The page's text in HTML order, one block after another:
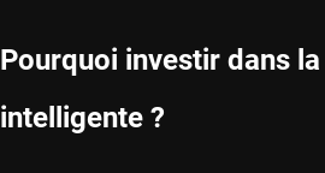
Pourquoi investir dans
intelligente ?